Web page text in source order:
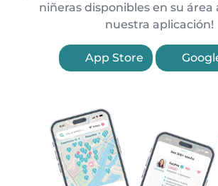
niñeras disponibles en su área
nuestra aplicación!
App Store